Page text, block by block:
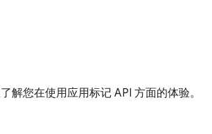
解您在使用应用标记 API 方面的体验。